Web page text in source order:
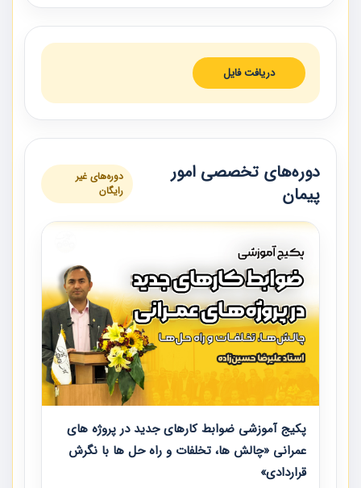
دریافت فایل
دوره‌های تخصصی امور
پیمان
دوره‌های غیر
رایگان
پکیج آموزشی ضوابط کارهای جدید در پروژه های
عمرانی «چالش ها، تخلفات و راه حل ها با نگرش
قراردادی»